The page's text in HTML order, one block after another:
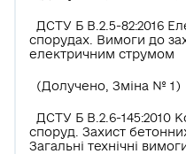
ДСТУ Б В.2.5-82:2016
спорудах. Вимоги до
електричним струмом
(Долучено, Зміна № 1)
ДСТУ Б В.2.6-145:2010
споруд. Захист
Загальні технічні